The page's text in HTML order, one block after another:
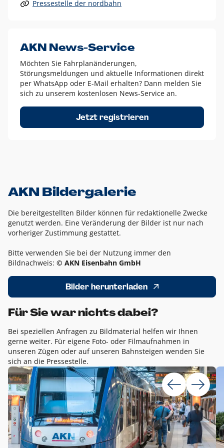
Alle anderen Logo-Varianten dürfen nur in Ausnahmefällen
Diese Ausnahmen sind zum Beispiel:
dem AKN Blau,
weißes Logo auf Fotohintergründen,
schwarzes Logo für reine Schwarz-Weiß-Umsetzungen
Um das Logo herum muss ein Schutzraum von jeweils einer
Höhe bzw. Breite des N aus AKN in alle Richtungen
Pressestelle der nordbahn
AKN News-Service
Möchten Sie Fahrplanänderungen,
Störungsmeldungen und aktuelle Informationen direkt
per WhatsApp oder E-Mail erhalten? Dann melden Sie
sich zu unserem kostenlosen News-Service an.
Jetzt registrieren
AKN Bildergalerie
Die bereitgestellten Bilder können für redaktionelle Zwecke
genutzt werden. Eine Veränderung der Bilder ist nur nach
vorheriger Zustimmung gestattet.
Bitte verwenden Sie bei der Nutzung immer den
Bildnachweis: © AKN Eisenbahn GmbH
Bilder herunterladen
Für Sie war nichts dabei?
Bei speziellen Anfragen zu Bildmaterial helfen wir Ihnen
gerne weiter. Für eigene Foto- oder Filmaufnahmen in
unseren Zügen oder auf unseren Bahnsteigen wenden Sie
sich an die Pressestelle.